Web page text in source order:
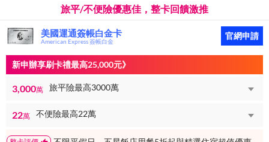
旅平/不便險優惠佳，整卡回饋激推
美國運通簽帳白金卡
American Express 簽帳白金
官網申請
新申辦享刷卡禮最高25,000元》
3,000萬 旅平險最高3000萬
22萬 不便險最高22萬